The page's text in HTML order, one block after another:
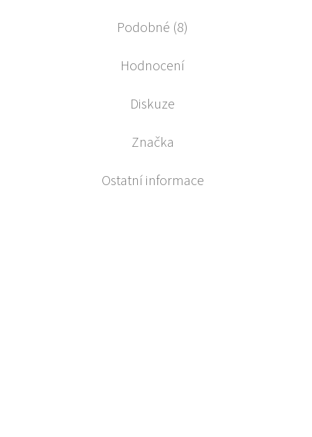
Podobné (8)
Hodnocení
Diskuze
Značka
Ostatní informace